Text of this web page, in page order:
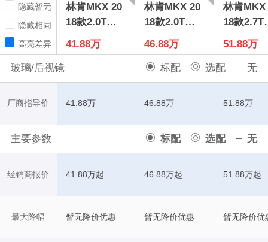
隐藏暂无
隐藏相同
高亮差异
林肯MKX 20
18款2.0T两
驱尊享版
41.88万
林肯MKX 20
18款2.0T四
驱尊雅版
46.88万
林肯MKX
18款2.7T
驱尊耀版
51.88万
玻璃/后视镜 标配 选配 无
厂商指导价
主要参数 标配 选配 无
经销商报价
最大降幅
41.88万 46.88万 51.88万
41.88万起 46.88万起 51.88万起
暂无降价优惠 暂无降价优惠 暂无降价优